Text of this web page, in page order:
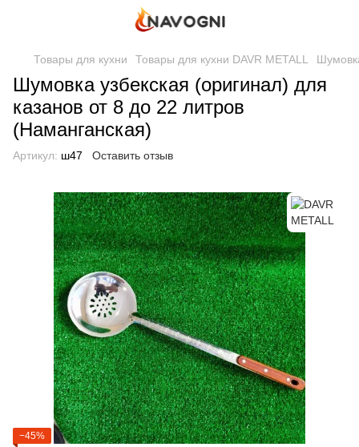
Товары для кухни Товары для кухни DAVR METALL
Шумовка узбекская (оригинал) для
казанов от 8 до 22 литров
(Наманганская)
Артикул: ш47 Оставить отзыв
−45%